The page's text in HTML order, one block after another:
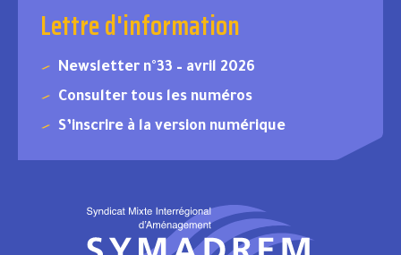
Lettre d'information
Newsletter n°33 – avril 2026
Consulter tous les numéros
S’inscrire à la version numérique